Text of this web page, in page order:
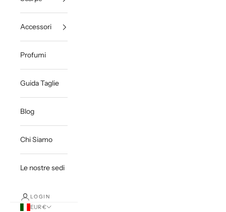
Accessori
Profumi
Guida Taglie
Blog
Chi Siamo
Le nostre sedi
LOGIN
EUR €